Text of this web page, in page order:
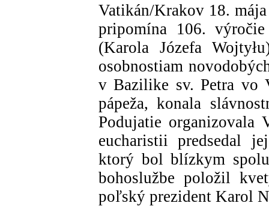
Vatikán/Krakov 18.
pripomína 106.
(Karola Józefa
osobnostiam
v Bazilike sv. Petra vo
pápeža, konala
Podujatie organizovala
eucharistii predsedal
ktorý bol blízkym
bohoslužbe položil
poľský prezident Karol